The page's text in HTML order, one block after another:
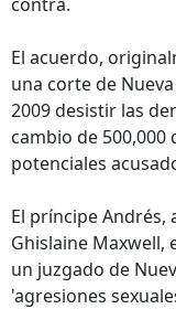
El acuerdo,
una corte de
2009 desistir las
cambio de
potenciales
El príncipe Andrés,
Ghislaine Maxwell,
un juzgado de
'agresiones